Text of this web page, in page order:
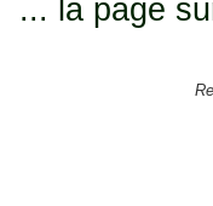
... la page